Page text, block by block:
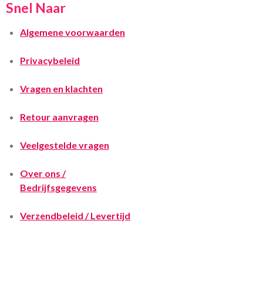
Snel Naar
Algemene voorwaarden
Privacybeleid
Vragen en klachten
Retour aanvragen
Veelgestelde vragen
Over ons /
Bedrijfsgegevens
Verzendbeleid / Levertijd